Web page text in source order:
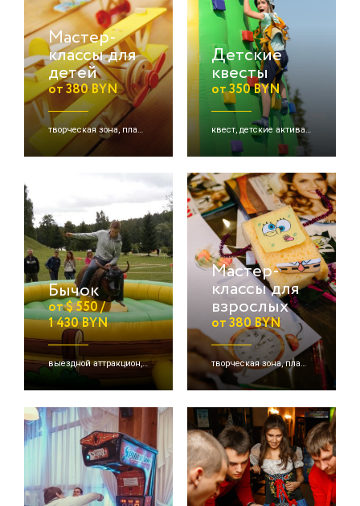
Мастер-
классы для
детей
от 380 BYN
творческая зона, планетарное рисование, детские активации
Детские
квесты
от 350 BYN
квест, детские активации
Бычок
от $ 550 /
1 430 BYN
выездной аттракцион, родео аттракционы
Мастер-
классы для
взрослых
от 380 BYN
творческая зона, планетарное рисование, роспись хной и др.